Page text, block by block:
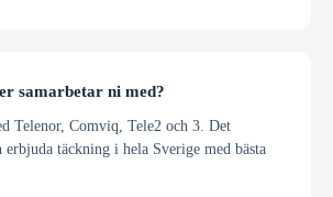
samarbetar ni med?
Telenor, Comviq, Tele2 och 3. Det
täckning i hela Sverige med bästa